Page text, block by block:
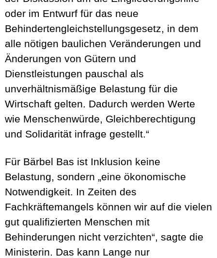
oder im Entwurf für das neue
Behindertengleichstellungsgesetz, in dem
alle nötigen baulichen Veränderungen und
Änderungen von Gütern und
Dienstleistungen pauschal als
unverhältnismäßige Belastung für die
Wirtschaft gelten. Dadurch werden Werte
wie Menschenwürde, Gleichberechtigung
und Solidarität infrage gestellt.“
Für Bärbel Bas ist Inklusion keine
Belastung, sondern „eine ökonomische
Notwendigkeit. In Zeiten des
Fachkräftemangels können wir auf die vielen
gut qualifizierten Menschen mit
Behinderungen nicht verzichten“, sagte die
Ministerin. Das kann Lange nur